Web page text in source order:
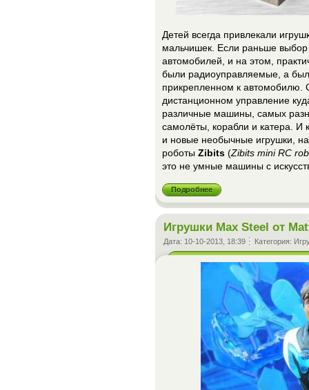
Детей всегда привлекали
мальчишек. Если раньше выбор
автомобилей, и на этом,
были радиоуправляемые, а
прикрепленном к автомобилю.
дистанционном управление
различные машины, самых
самолёты, корабли и катера. И
и новые необычные игрушки,
роботы Zibits (Zibits mini RC
это не умные машины с
Подробнее
Игрушки Max Steel от
Дата: 10-10-2013, 18:39 Категория: